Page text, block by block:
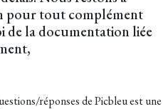
pour tout complément
de la documentation liée
réponses de Picbleu est une